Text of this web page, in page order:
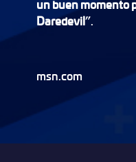
un buen momento
Daredevil”.
msn.com